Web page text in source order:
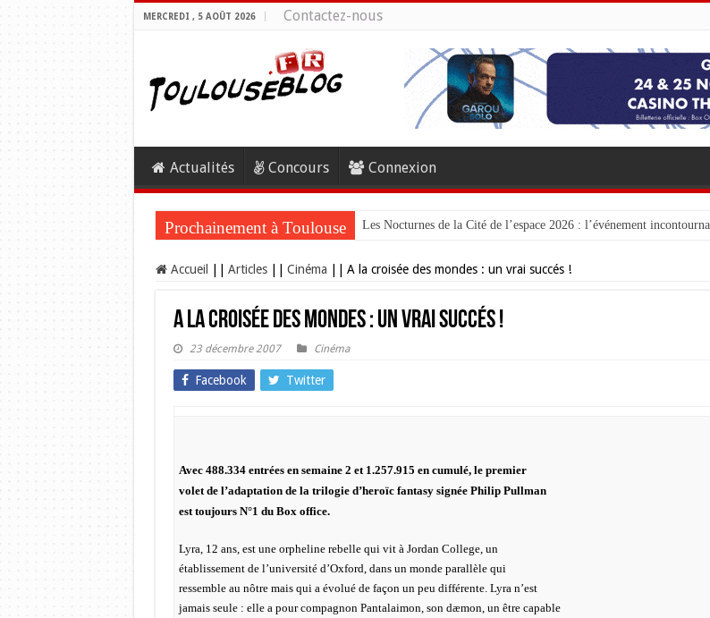
MERCREDI , 5 AOÛT 2026 Contactez-nous
Actualités Concours Connexion
Prochainement à Toulouse Les Nocturnes de la Cité de l’espace 2026 : l’événement
Accueil Articles Cinéma A la croisée des mondes : un vrai succés !
A la croisée des mondes : un vrai succés !
23 décembre 2007 Cinéma
Facebook Twitter
Avec 488.334 entrées en semaine 2 et 1.257.915 en cumulé, le premier
volet de l’adaptation de la trilogie d’heroïc fantasy signée Philip Pullman
est toujours N°1 du Box office.
Lyra, 12 ans, est une orpheline rebelle qui vit à Jordan College, un
établissement de l’université d’Oxford, dans un monde parallèle qui
ressemble au nôtre mais qui a évolué de façon un peu différente. Lyra n’est
jamais seule : elle a pour compagnon Pantalaimon, son dæmon, un être capable